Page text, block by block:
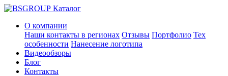
Каталог
О компании
Наши контакты в регионах Отзывы Портфолио Тех
особенности Нанесение логотипа
Видеообзоры
Блог
Контакты